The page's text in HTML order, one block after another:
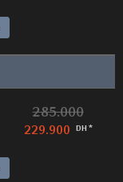
285.000
229.900 DH *